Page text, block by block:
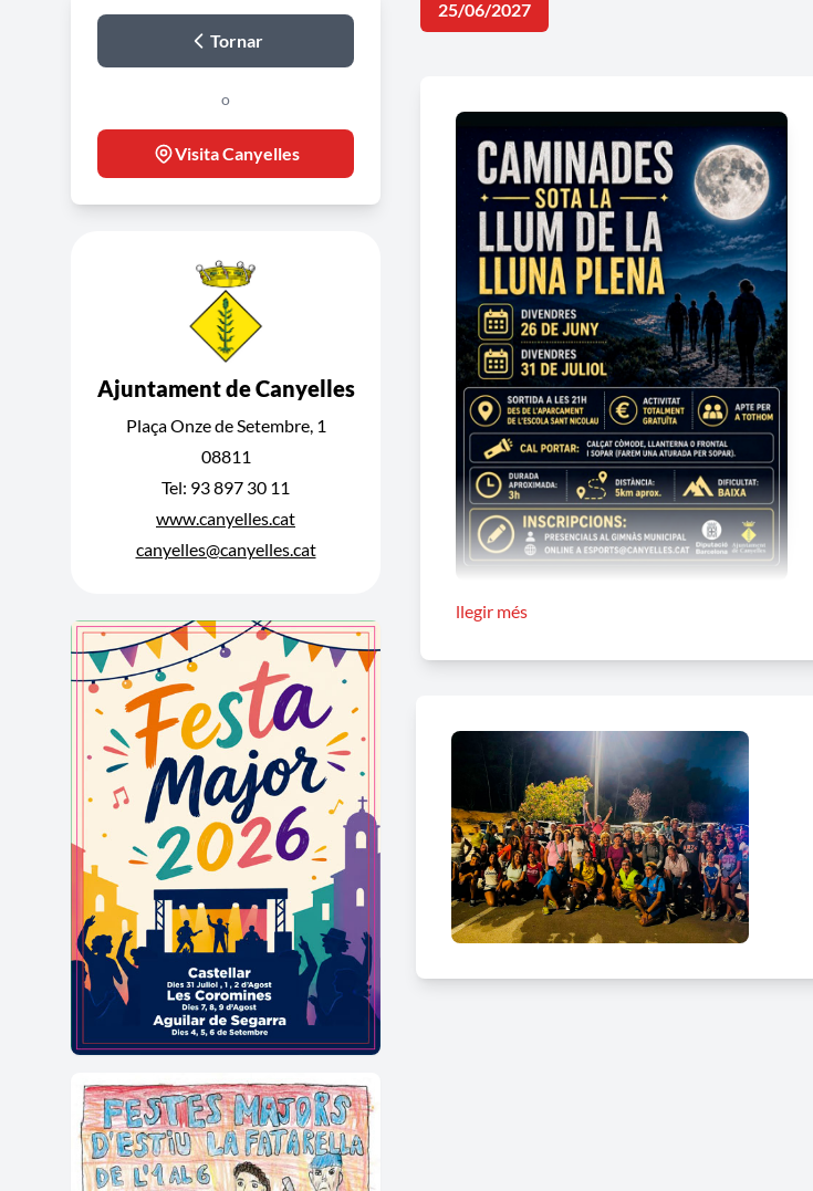
Tornar
o
Visita Canyelles
Ajuntament de Canyelles
Plaça Onze de Setembre, 1
08811
Tel: 93 897 30 11
www.canyelles.cat
canyelles@canyelles.cat
25/06/2027
llegir més